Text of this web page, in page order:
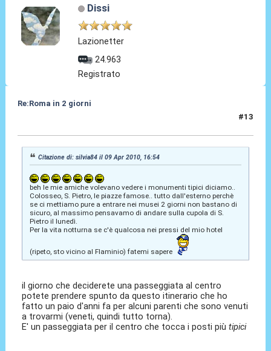
Dissi
Lazionetter
24.963
Registrato
Re:Roma in 2 giorni
#13
Citazione di: silvia84 il 09 Apr 2010, 16:54
beh le mie amiche volevano vedere i monumenti tipici diciamo..
Colosseo, S. Pietro, le piazze famose.. tutto dall'esterno perchè
se ci mettiamo pure a entrare nei musei 2 giorni non bastano di
sicuro, al massimo pensavamo di andare sulla cupola di S.
Pietro il lunedì.
Per la vita notturna se c'è qualcosa nei pressi del mio hotel
(ripeto, sto vicino al Flaminio) fatemi sapere
il giorno che deciderete una passeggiata al centro
potete prendere spunto da questo itinerario che ho
fatto un paio d'anni fa per alcuni parenti che sono venuti
a trovarmi (veneti, quindi tutto torna).
E' un passeggiata per il centro che tocca i posti piùtipici